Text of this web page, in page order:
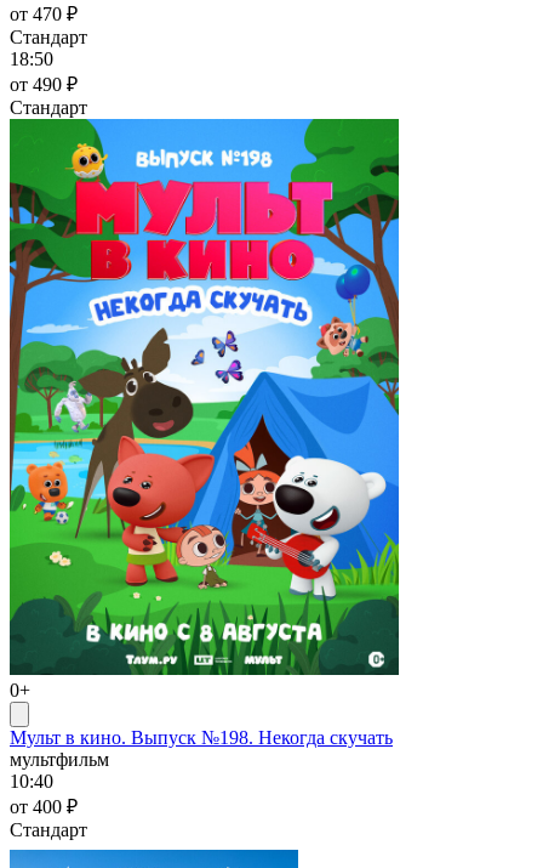
от 470 ₽
Стандарт
18:50
от 490 ₽
Стандарт
0+
Мульт в кино. Выпуск №198. Некогда скучать
мультфильм
10:40
от 400 ₽
Стандарт